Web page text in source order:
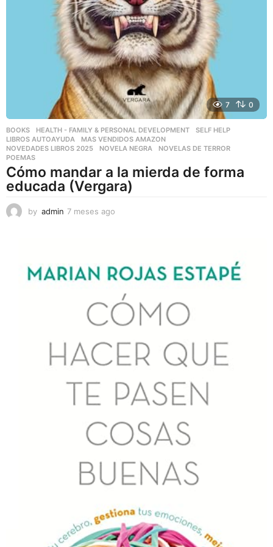
7 0
BOOKS ,HEALTH - FAMILY & PERSONAL DEVELOPMENT ,SELF HELP
LIBROS AUTOAYUDA
,MAS VENDIDOS AMAZON
NOVEDADES LIBROS 2025
,NOVELA NEGRA ,NOVELAS DE TERROR
POEMAS
Cómo mandar a la mierda de forma
educada (Vergara)
by admin 7 meses ago
s
a
o